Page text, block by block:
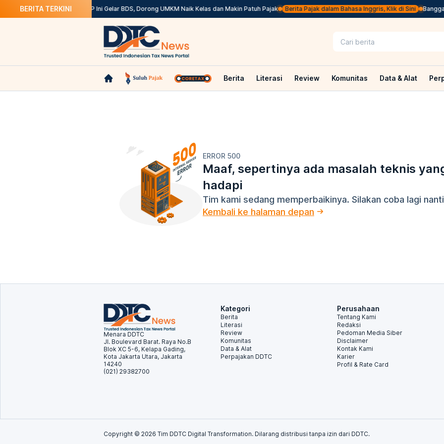
BERITA TERKINI
Segera Cair Kanwil DJP Ini Gelar BDS, Dorong UMKM Naik Kelas dan Makin Patuh Pajak Berita Pajak dalam Bahasa Inggris, Klik di Sini Banggar
Berita Literasi Review Komunitas Data & Alat
ERROR 500
Maaf, sepertinya ada masalah teknis
hadapi
Tim kami sedang memperbaikinya. Silakan coba lagi
Kembali ke halaman depan
Menara DDTC
Jl. Boulevard Barat. Raya No.B
Blok XC 5-6, Kelapa Gading,
Kota Jakarta Utara, Jakarta
14240
(021) 29382700
Kategori
Berita
Literasi
Review
Komunitas
Data & Alat
Perpajakan DDTC
Perusahaan
Tentang Kami
Redaksi
Pedoman Media Siber
Disclaimer
Kontak Kami
Karier
Profil & Rate Card
Copyright © 2026 Tim DDTC Digital Transformation. Dilarang distribusi tanpa izin dari DDTC.